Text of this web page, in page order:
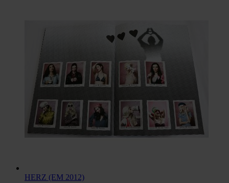
HERZ (EM 2012)